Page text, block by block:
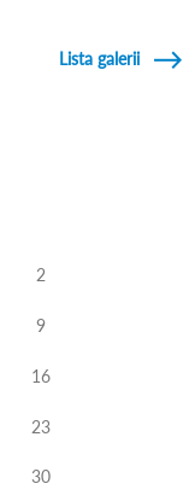
Lista galerii
2
9
16
23
30